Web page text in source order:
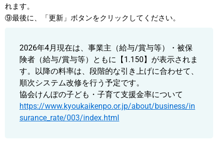
れます。
⑨最後に、「更新」ボタンをクリックしてください。
2026年4月現在は、事業主（給与/賞与等）・被保
険者（給与/賞与等）ともに【1.150】が表示されま
す。以降の料率は、段階的な引き上げに合わせて、
順次システム改修を行う予定です。
協会けんぽの子ども・子育て支援金率について
https://www.kyoukaikenpo.or.jp/about/business/in
surance_rate/003/index.html